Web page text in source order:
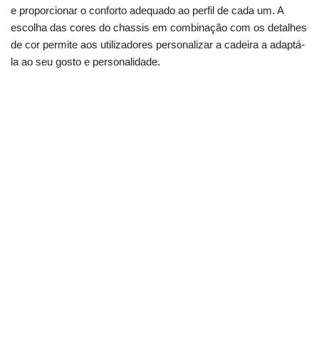
e proporcionar o conforto adequado ao perfil de cada um. A
escolha das cores do chassis em combinação com os detalhes
de cor permite aos utilizadores personalizar a cadeira a adaptá-
la ao seu gosto e personalidade.